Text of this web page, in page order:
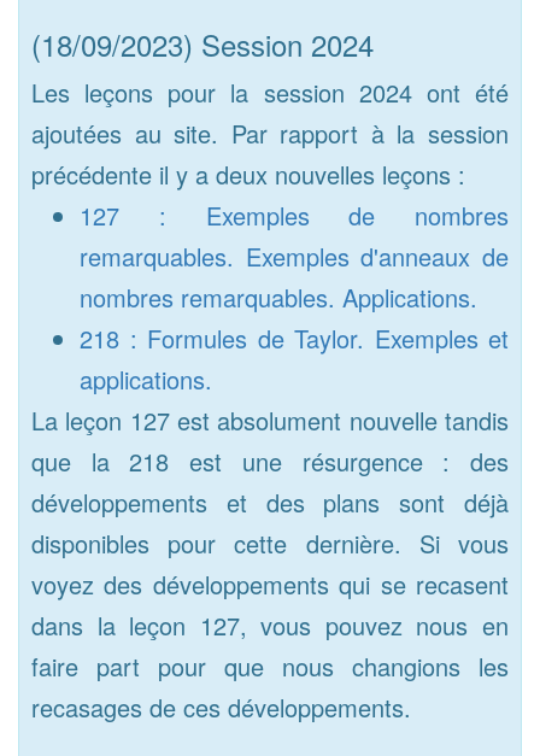
(18/09/2023) Session 2024
Les leçons pour la session 2024 ont été
ajoutées au site. Par rapport à la session
précédente il y a deux nouvelles leçons :
127 : Exemples de nombres
remarquables. Exemples d'anneaux de
nombres remarquables. Applications.
218 : Formules de Taylor. Exemples et
applications.
La leçon 127 est absolument nouvelle tandis
que la 218 est une résurgence : des
développements et des plans sont déjà
disponibles pour cette dernière. Si vous
voyez des développements qui se recasent
dans la leçon 127, vous pouvez nous en
faire part pour que nous changions les
recasages de ces développements.